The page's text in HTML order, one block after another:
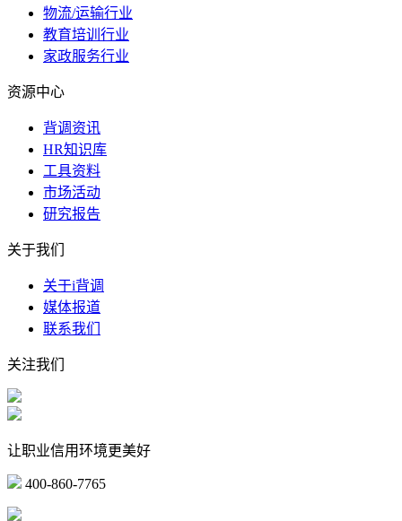
物流/运输行业
教育培训行业
家政服务行业
资源中心
背调资讯
HR知识库
工具资料
市场活动
研究报告
关于我们
关于i背调
媒体报道
联系我们
关注我们
让职业信用环境更美好
400-860-7765